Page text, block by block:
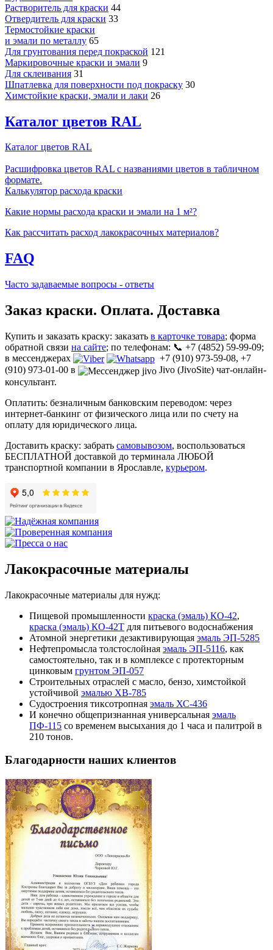
Растворитель для краски 44
Отвердитель для краски 33
Термостойкие краски
и эмали по металлу 65
Для грунтования перед покраской 121
Маркировочные краски и эмали 9
Для склеивания 31
Шпатлевка для поверхности под покраску 30
Химстойкие краски, эмали и лаки 26
Каталог цветов RAL
Каталог цветов RAL
Расшифровка цветов RAL с названиями цветов в табличном
формате.
Калькулятор расхода краски
Какие нормы расхода краски и эмали на 1 м²?
Как рассчитать расход лакокрасочных материалов?
FAQ
Часто задаваемые вопросы - ответы
Заказ краски. Оплата. Доставка
Купить и заказать краску: заказать в карточке товара; форма
обратной связи на сайте; по телефонам: 📞 +7 (4852) 59-99-09;
в мессенджерах
+7 (910) 973-59-08, +7
(910) 973-01-00 в
Jivo (JivoSite) чат-онлайн-
консультант.
Оплатить: безналичным банковским переводом: через
интернет-банкинг от физического лица или по счету на
оплату для юридического лица.
Доставить краску: забрать самовывозом, воспользоваться
БЕСПЛАТНОЙ доставкой до терминала ЛЮБОЙ
транспортной компании в Ярославле, курьером.
Лакокрасочные материалы
Лакокрасочные материалы для нужд:
Пищевой промышленности краска (эмаль) КО-42,
краска (эмаль) КО-42Т для питьевого водоснабжения
Атомной энергетики дезактивирующая эмаль ЭП-5285
Нефтепромысла толстослойная эмаль ЭП-5116, как
самостоятельно, так и в комплексе с протекторным
цинковым грунтом ЭП-057
Строительных отраслей с масло, бензо, химстойкой
устойчивой эмалью ХВ-785
Судостроения тиксотропная эмаль ХС-436
И конечно общепризнанная универсальная эмаль
ПФ-115 со временем высыхания до 1 часа и палитрой в
210 тонов.
Благодарности наших клиентов